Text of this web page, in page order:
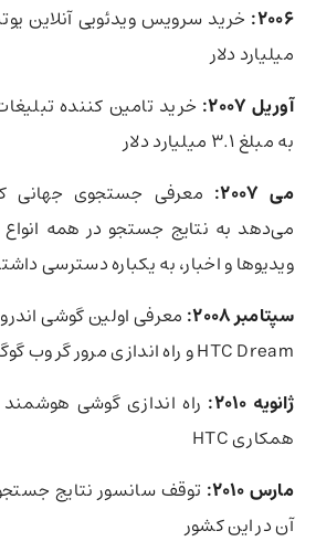
2006:
میلیارد دلار
آوریل 2007:
به مبلغ 3.1 میلیارد دلار
می 2007:
معرفی جستجوی جهانی
می‌دهد به نتایج جستجو در همه انواع
ویدیوها و اخبار، به یکباره دسترسی
سپتامبر 2008:
HTC Dream و راه اندازی مرور گر وب گوگل کروم
ژانویه 2010:
همکاری HTC
مارس 2010:
توقف سانسور نتایج
آن در این کشور